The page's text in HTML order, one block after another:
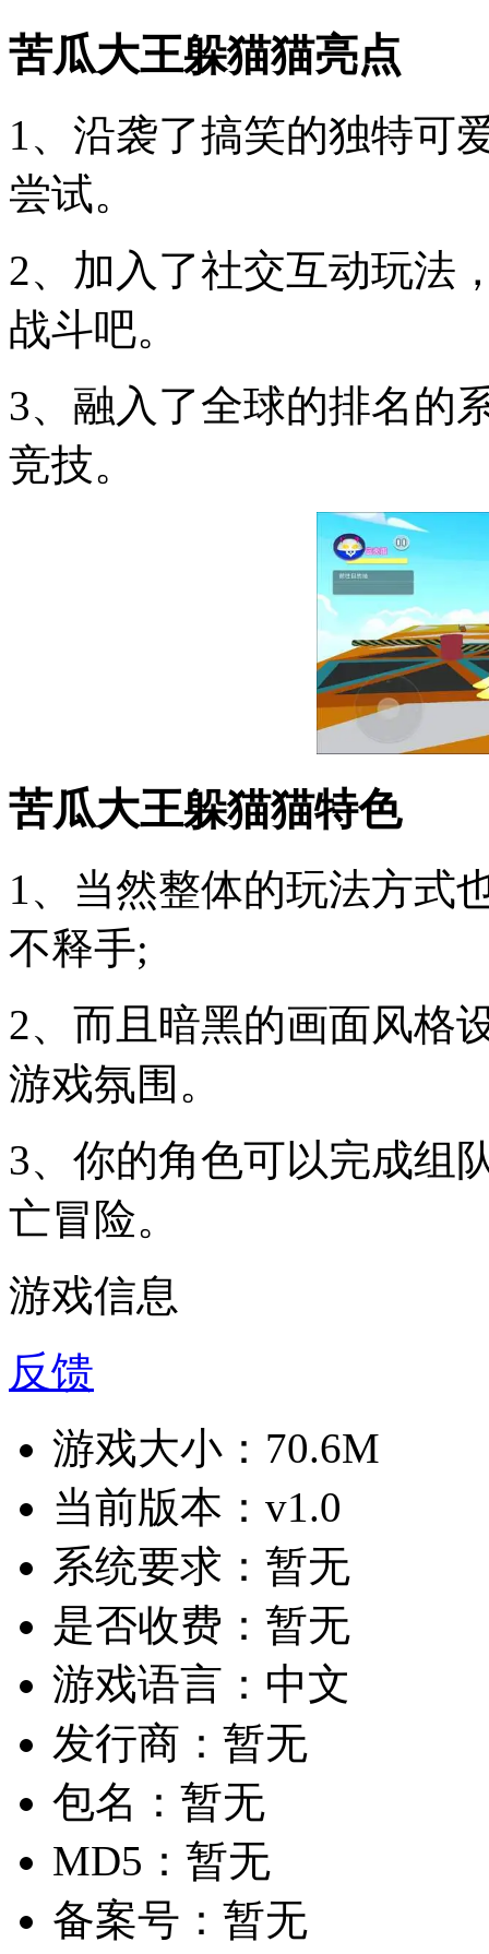
苦瓜大王躲猫猫亮点
1、沿袭了搞笑的独特可
尝试。
2、加入了社交互动玩法
战斗吧。
3、融入了全球的排名的
竞技。
苦瓜大王躲猫猫特色
1、当然整体的玩法方式
不释手;
2、而且暗黑的画面风格
游戏氛围。
3、你的角色可以完成组
亡冒险。
游戏信息
反馈
游戏大小： 70.6M
当前版本： v1.0
系统要求： 暂无
是否收费： 暂无
游戏语言： 中文
发行商： 暂无
包名： 暂无
MD5： 暂无
备案号： 暂无